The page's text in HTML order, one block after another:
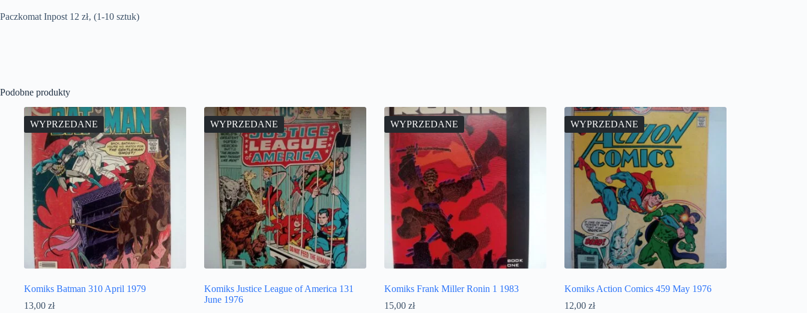
Paczkomat Inpost 12 zł‚ (1-10 sztuk)
Podobne produkty
WYPRZEDANE
Komiks Batman 310 April 1979
13,00 zł
WYPRZEDANE
Komiks Justice League of America 131
June 1976
WYPRZEDANE
Komiks Frank Miller Ronin 1 1983
15,00 zł
WYPRZEDANE
Komiks Action Comics 459 May 1976
12,00 zł